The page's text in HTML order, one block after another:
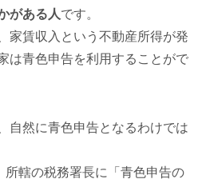
がある人です。
家賃収入という不動産所得が発
は青色申告を利用することがで
自然に青色申告となるわけでは
所轄の税務署長に「青色申告の